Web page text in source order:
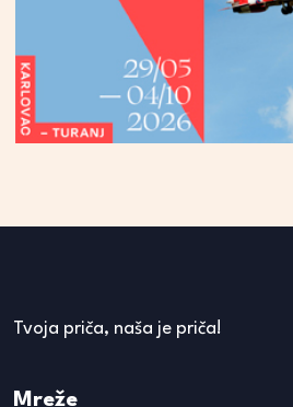
Tvoja priča, naša je priča!
Mreže